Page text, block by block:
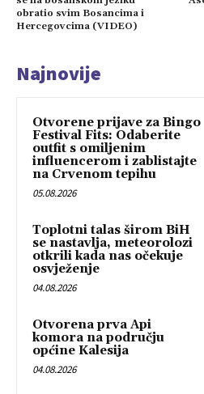
obratio svim Bosancima i
Hercegovcima (VIDEO)
Najnovije
Otvorene prijave za Bingo
Festival Fits: Odaberite
outfit s omiljenim
influencerom i zablistajte
na Crvenom tepihu
05.08.2026
Toplotni talas širom BiH
se nastavlja, meteorolozi
otkrili kada nas očekuje
osvježenje
04.08.2026
Otvorena prva Api
komora na području
općine Kalesija
04.08.2026